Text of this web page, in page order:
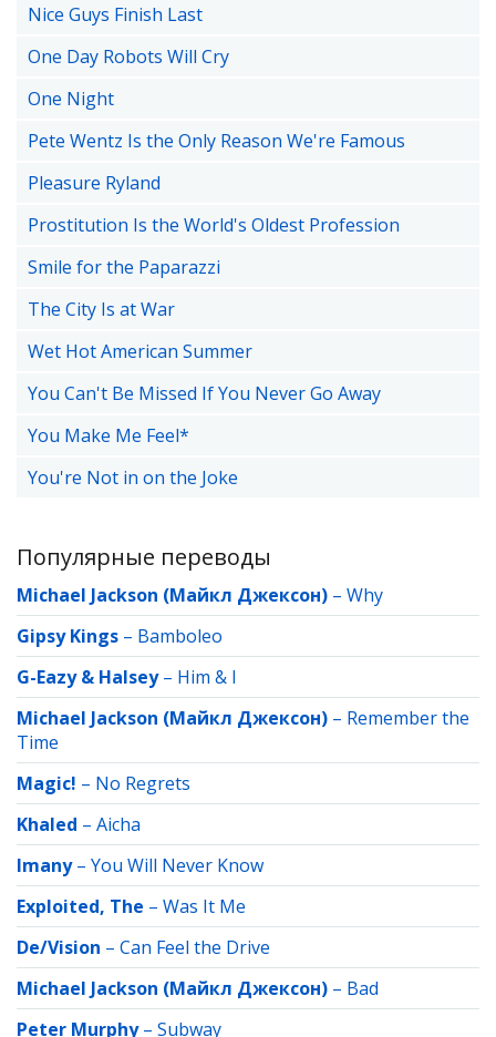
Nice Guys Finish Last
One Day Robots Will Cry
One Night
Pete Wentz Is the Only Reason We're Famous
Pleasure Ryland
Prostitution Is the World's Oldest Profession
Smile for the Paparazzi
The City Is at War
Wet Hot American Summer
You Can't Be Missed If You Never Go Away
You Make Me Feel*
You're Not in on the Joke
Популярные переводы
Michael Jackson (Майкл Джексон) – Why
Gipsy Kings – Bamboleo
G-Eazy & Halsey– Him & I
Michael Jackson (Майкл Джексон) – Remember the
Time
Magic! – No Regrets
Khaled – Aicha
Imany– You Will Never Know
Exploited, The – Was It Me
De/Vision – Can Feel the Drive
Michael Jackson (Майкл Джексон) – Bad
Peter Murphy– Subway